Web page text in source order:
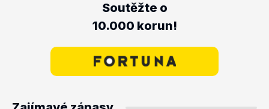
Soutěžte o
10.000 korun!